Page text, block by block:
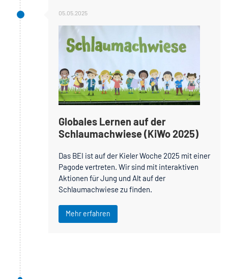
05.05.2025
Globales Lernen auf der
Schlaumachwiese (KiWo 2025)
Das BEI ist auf der Kieler Woche 2025 mit einer
Pagode vertreten. Wir sind mit interaktiven
Aktionen für Jung und Alt auf der
Schlaumachwiese zu finden.
Mehr erfahren